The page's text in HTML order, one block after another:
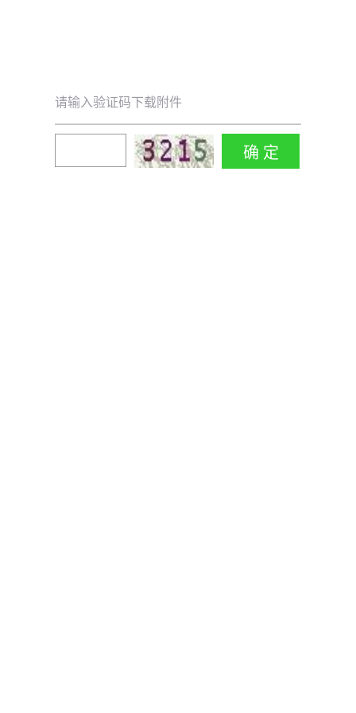
请输入验证码下载附件